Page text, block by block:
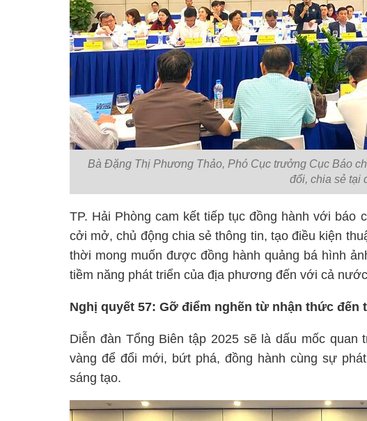
Bà Đặng Thị Phương Thảo, Phó Cục trưởng Cục Báo
đổi, chia sẻ tại
TP. Hải Phòng cam kết tiếp tục đồng hành với báo
cởi mở, chủ động chia sẻ thông tin, tạo điều kiện
thời mong muốn được đồng hành quảng bá hình
tiềm năng phát triển của địa phương đến với cả
Nghị quyết 57: Gỡ điểm nghẽn từ nhận thức đến
Diễn đàn Tổng Biên tập 2025 sẽ là dấu mốc
vàng để đổi mới, bứt phá, đồng hành cùng sự
sáng tạo.